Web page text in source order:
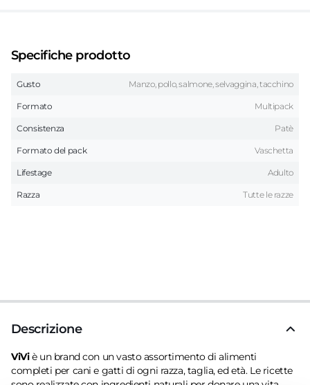
Specifiche prodotto
Gusto Manzo, pollo, salmone, selvaggina, tacchino
Formato Multipack
Consistenza Patè
Formato del pack Vaschetta
Lifestage Adulto
Razza Tutte le razze
Descrizione
ViViè un brand con un vasto assortimento di alimenti
completi per cani e gatti di ogni razza, taglia, ed età. Le ricette